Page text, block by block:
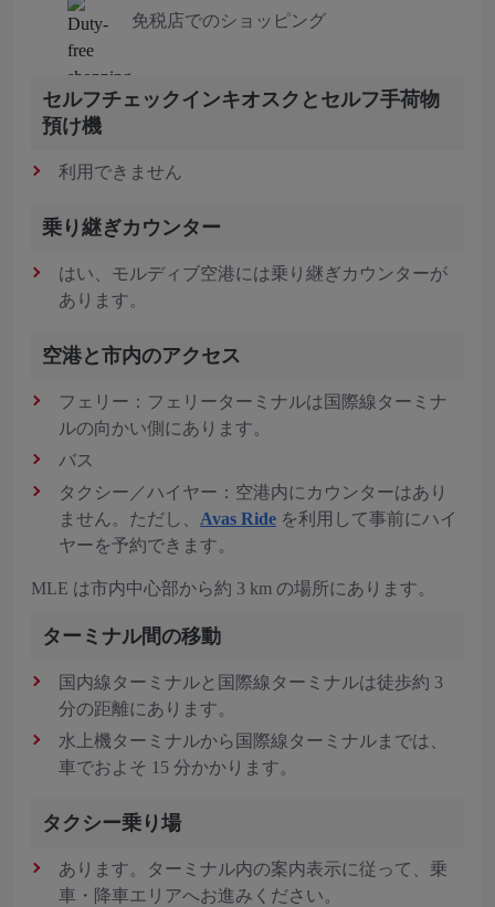
免税店でのショッピング
セルフチェックインキオスクとセルフ手荷物
預け機
利用できません
乗り継ぎカウンター
はい、モルディブ空港には乗り継ぎカウンターが
あります。
空港と市内のアクセス
フェリー：フェリーターミナルは国際線ターミナ
ルの向かい側にあります。
バス
タクシー／ハイヤー：空港内にカウンターはあり
ません。ただし、 Avas Ride を利用して事前にハイ
ヤーを予約できます。
MLE は市内中心部から約 3 km の場所にあります。
ターミナル間の移動
国内線ターミナルと国際線ターミナルは徒歩約 3
分の距離にあります。
水上機ターミナルから国際線ターミナルまでは、
車でおよそ 15 分かかります。
タクシー乗り場
あります。ターミナル内の案内表示に従って、乗
車・降車エリアへお進みください。